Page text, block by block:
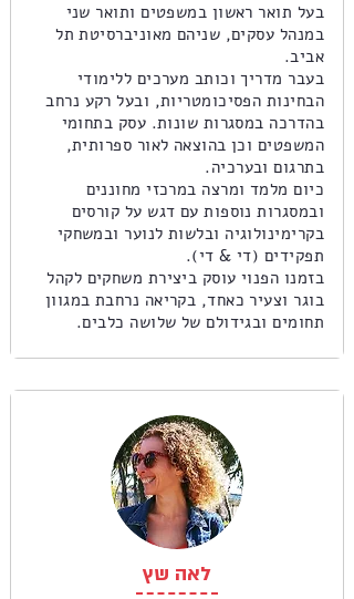
בעל תואר ראשון במשפטים ותואר שני
במנהל עסקים, שניהם מאוניברסיטת תל
אביב.
בעבר מדריך וכותב מערכים ללימודי
הבחינות הפסיכומטריות, ובעל רקע נרחב
בהדרכה במסגרות שונות. עסק בתחומי
המשפטים וכן בהוצאה לאור ספרותית,
בתרגום ובערכיה.
כיום מלמד ומרצה במרכזי מחוננים
ובמסגרות נוספות עם דגש על קורסים
בקרימינולוגיה ובלשות לנוער ובמשחקי
תפקידים (די & די).
בזמנו הפנוי עוסק ביצירת משחקים לקהל
בוגר וצעיר כאחד, בקריאה נרחבת במגוון
תחומים ובגידולם של שלושה כלבים.
לאה שץ